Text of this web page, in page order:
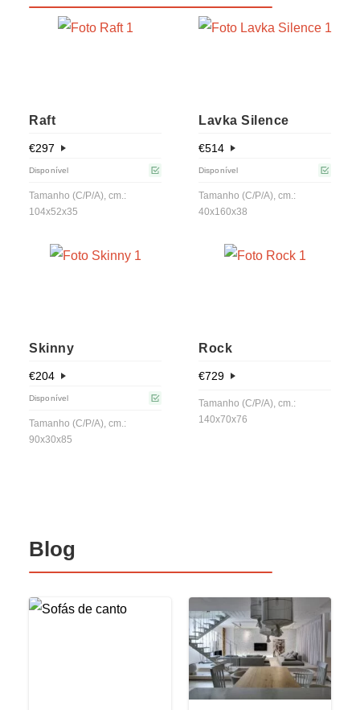
Raft
€297
Disponível
Tamanho (C/P/A), cm.:
104x52x35
Lavka Silence
€514
Disponível
Tamanho (C/P/A), cm.:
40x160x38
Skinny
€204
Disponível
Tamanho (C/P/A), cm.:
90x30x85
Rock
€729
Tamanho (C/P/A), cm.:
140x70x76
Blog